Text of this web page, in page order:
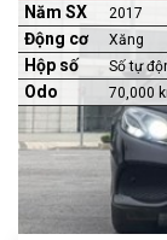
Năm SX 2017
Động cơ Xăng
Hộp số Số tự
Odo 70,000